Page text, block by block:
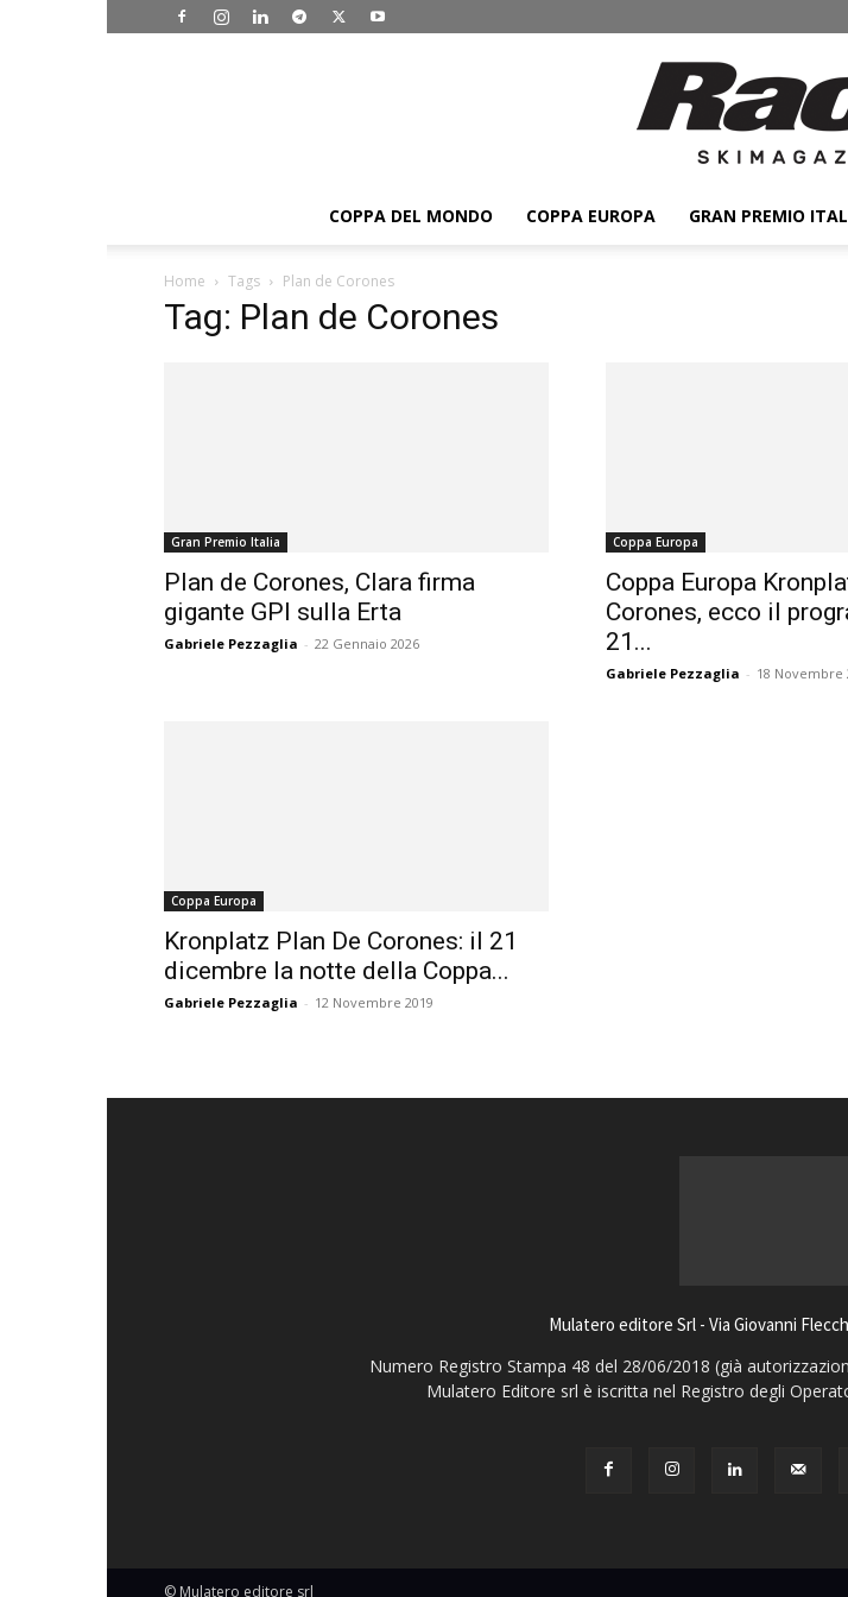
COPPA DEL MONDO COPPA EUROPA GRAN PREMIO
Home Tags Plan de Corones
Tag: Plan de Corones
Gran Premio Italia
Plan de Corones, Clara firma
gigante GPI sulla Erta
Gabriele Pezzaglia - 22 Gennaio 2026
Coppa Europa
Coppa Europa
Corones, ecco il
21...
Gabriele Pezzaglia - 18 Novembre
Coppa Europa
Kronplatz Plan De Corones: il 21
dicembre la notte della Coppa...
Gabriele Pezzaglia - 12 Novembre 2019
Mulatero editore Srl - Via Giovanni
Numero Registro Stampa 48 del 28/06/2018 (già
Mulatero Editore srl è iscritta nel Registro degli
© Mulatero editore srl